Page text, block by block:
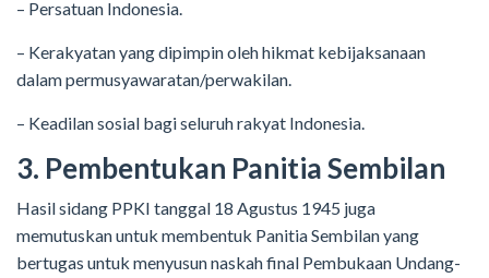
– Persatuan Indonesia.
– Kerakyatan yang dipimpin oleh hikmat kebijaksanaan
dalam permusyawaratan/perwakilan.
– Keadilan sosial bagi seluruh rakyat Indonesia.
3. Pembentukan Panitia Sembilan
Hasil sidang PPKI tanggal 18 Agustus 1945 juga
memutuskan untuk membentuk Panitia Sembilan yang
bertugas untuk menyusun naskah final Pembukaan Undang-